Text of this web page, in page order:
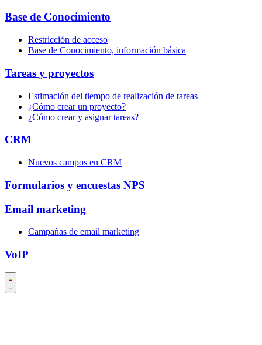
Base de Conocimiento
Restricción de acceso
Base de Conocimiento, información básica
Tareas y proyectos
Estimación del tiempo de realización de tareas
¿Cómo crear un proyecto?
¿Cómo crear y asignar tareas?
CRM
Nuevos campos en CRM
Formularios y encuestas NPS
Email marketing
Campañas de email marketing
VoIP